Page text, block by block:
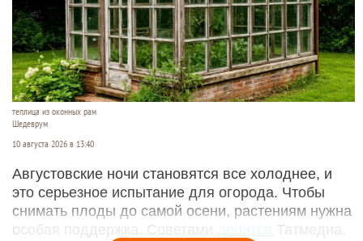
теплица из оконных рам
Шедеврум
10 августа 2026 в 13:40
Августовские ночи становятся все холоднее, и
это серьезное испытание для огорода. Чтобы
снимать плоды до самой осени, растениям нужна
особая поддержка. Советами
Татмедиа.